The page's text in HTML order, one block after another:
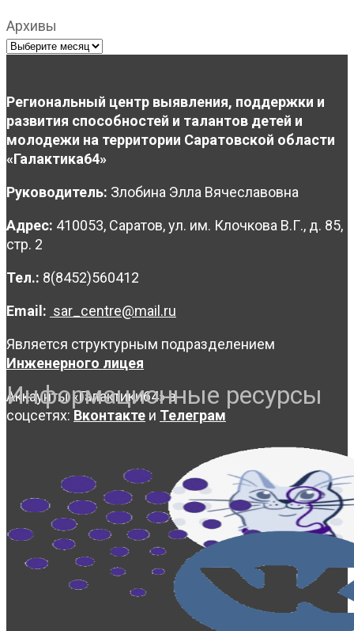
Архивы
Региональный центр выявления, поддержки и
развития способностей и талантов детей и
молодежи на территории Саратовской области
«Галактика64»
Руководитель: Злобина Элла Вячеславовна
Адрес: 410053, Саратов, ул. им. Клочкова В.Г., д. 85,
стр. 2
Тел.: 8(8452)560412
Email: sar_centre@mail.ru
Является структурным подразделением
Инженерного лицея
Аккаунты «Галактики64» в
соцсетях: Вконтакте и Телеграм
Информационные ресурсы